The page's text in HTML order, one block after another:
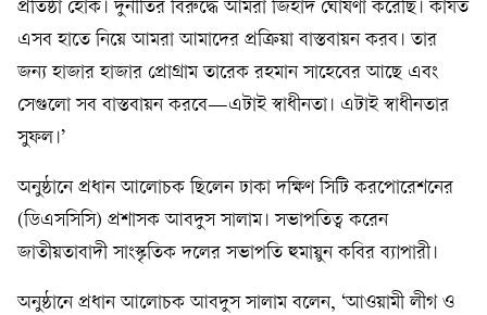
প্রতিষ্ঠা হোক। দুর্নীতির বিরুদ্ধে আমরা জিহাদ ঘোষণা করেছি। কার্যত
এসব হাতে নিয়ে আমরা আমাদের প্রক্রিয়া বাস্তবায়ন করব। তার
জন্য হাজার হাজার প্রোগ্রাম তারেক রহমান সাহেবের আছে এবং
সেগুলো সব বাস্তবায়ন করবে—এটাই স্বাধীনতা। এটাই স্বাধীনতার
সুফল।’
অনুষ্ঠানে প্রধান আলোচক ছিলেন ঢাকা দক্ষিণ সিটি করপোরেশনের
(ডিএসসিসি) প্রশাসক আবদুস সালাম। সভাপতিত্ব করেন
জাতীয়তাবাদী সাংস্কৃতিক দলের সভাপতি হুমায়ুন কবির ব্যাপারী।
অনুষ্ঠানে প্রধান আলোচক আবদুস সালাম বলেন, ‘আওয়ামী লীগ ও